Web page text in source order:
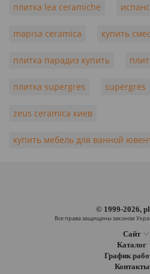
плитка lea ceramiche
mapisa ceramica купить
плитка парадиз купить
плитка supergres supergres
zeus ceramica киев
купить мебель для ванной
© 1999-2026,
Все права защищены законом
Сайт
Каталог
График
Контакты